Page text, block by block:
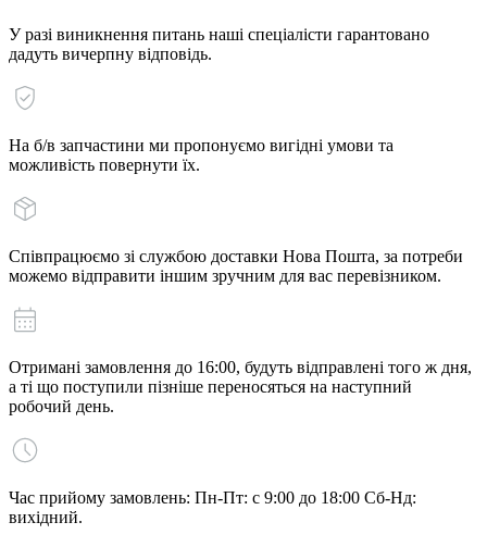
У разі виникнення питань наші спеціалісти гарантовано
дадуть вичерпну відповідь.
На б/в запчастини ми пропонуємо вигідні умови та
можливість повернути їх.
Співпрацюємо зі службою доставки Нова Пошта, за потреби
можемо відправити іншим зручним для вас перевізником.
Отримані замовлення до 16:00, будуть відправлені того ж дня,
а ті що поступили пізніше переносяться на наступний
робочий день.
Час прийому замовлень: Пн-Пт: с 9:00 до 18:00 Сб-Нд:
вихідний.